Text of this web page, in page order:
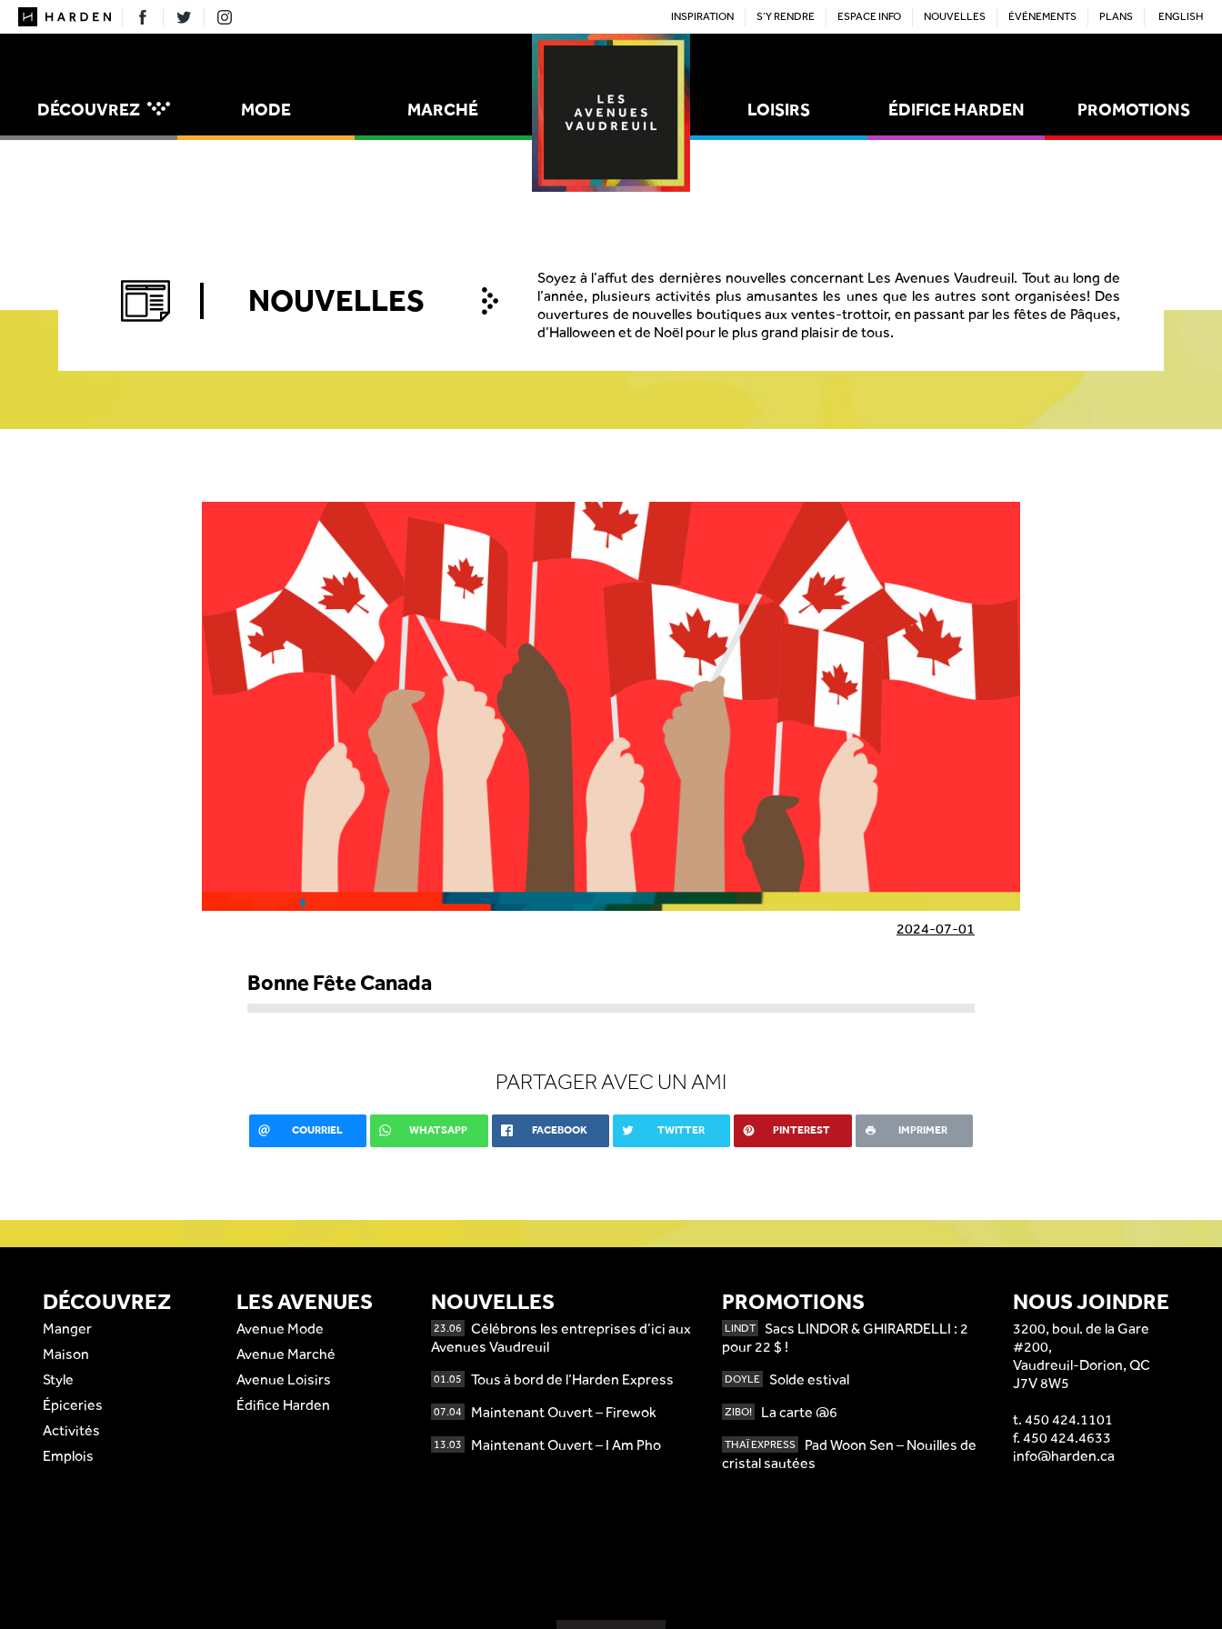
INSPIRATION S’Y RENDRE ESPACE INFO NOUVELLES ÉVÉNEMENTS PLANS ENGLISH
DÉCOUVREZ
ÉPICERIES
MODE MARCHÉ LOISIRS ÉDIFICE HARDEN PROMOTIONS
NOUVELLES
Soyez à l’affut des dernières nouvelles concernant Les Avenues Vaudreuil. Tout au long de
l’année, plusieurs activités plus amusantes les unes que les autres sont organisées! Des
ouvertures de nouvelles boutiques aux ventes-trottoir, en passant par les fêtes de Pâques,
d’Halloween et de Noël pour le plus grand plaisir de tous.
2024-07-01
Bonne Fête Canada
PARTAGER AVEC UN AMI
COURRIEL WHATSAPP FACEBOOK TWITTER PINTEREST IMPRIMER
DÉCOUVREZ
Manger
Maison
Style
Épiceries
Activités
Emplois
LES AVENUES
Avenue Mode
Avenue Marché
Avenue Loisirs
Édifice Harden
NOUVELLES
23.06
Célébrons les entreprises d’ici aux
Avenues Vaudreuil
01.05 Tous à bord de l’Harden Express
07.04 Maintenant Ouvert – Firewok
13.03 Maintenant Ouvert – I Am Pho
PROMOTIONS
LINDT
Sacs LINDOR & GHIRARDELLI : 2
pour 22 $ !
DOYLE Solde estival
ZIBO! La carte @6
THAÏ EXPRESS
Pad Woon Sen – Nouilles de
cristal sautées
NOUS JOINDRE
3200, boul. de la Gare
#200,
Vaudreuil-Dorion, QC
J7V 8W5
t. 450 424.1101
f. 450 424.4633
info@harden.ca